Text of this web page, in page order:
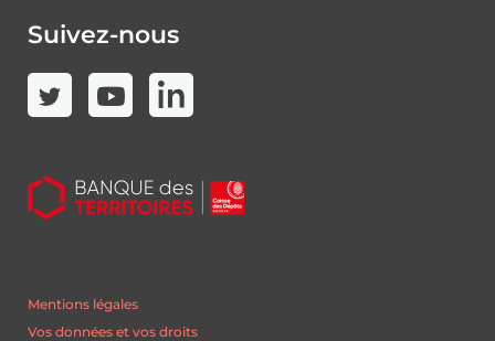
Suivez-nous
Mentions légales
Vos données et vos droits